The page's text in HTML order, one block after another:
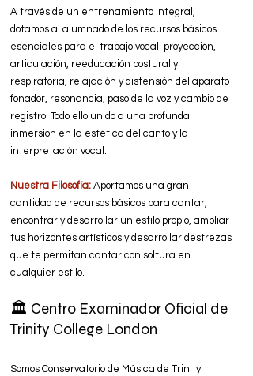
A través de un entrenamiento integral,
dotamos al alumnado de los recursos básicos
esenciales para el trabajo vocal: proyección,
articulación, reeducación postural y
respiratoria, relajación y distensión del aparato
fonador, resonancia, paso de la voz y cambio de
registro. Todo ello unido a una profunda
inmersión en la estética del canto y la
interpretación vocal.
Nuestra Filosofía: Aportamos una gran
cantidad de recursos básicos para cantar,
encontrar y desarrollar un estilo propio, ampliar
tus horizontes artísticos y desarrollar destrezas
que te permitan cantar con soltura en
cualquier estilo.
🏛️ Centro Examinador Oficial de
Trinity College London
Somos Conservatorio de Música de Trinity